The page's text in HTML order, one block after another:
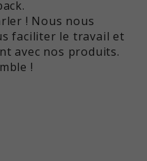
! Nous nous
faciliter le travail et
avec nos produits.
!